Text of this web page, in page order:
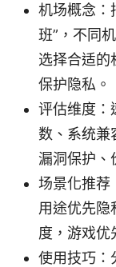
机场概念：
班”，不同
选择合适的
保护隐私。
评估维度：
数、系统兼
漏洞保护、
场景化推荐
用途优先隐
度，游戏优
使用技巧：